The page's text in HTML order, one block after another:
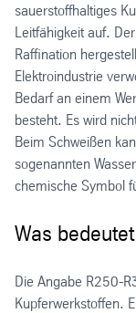
sauerstoffhaltiges
Leitfähigkeit auf.
Raffination
Elektroindustrie
Bedarf an einem
besteht. Es wird
Beim Schweißen
sogenannten
chemische Symbol
Was
Die Angabe R250-
Kupferwerkstoffen.